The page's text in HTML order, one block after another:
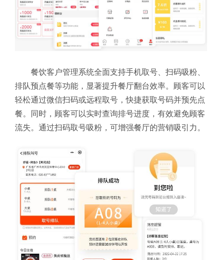
餐饮客户管理系统全面支持手机取号、扫码吸粉、
排队预点餐等功能，显著提升餐厅翻台效率。顾客可以
轻松通过微信扫码或远程取号，快捷获取号码并预先点
餐。同时，顾客可以实时查询排号进度，有效避免顾客
流失。通过扫码取号吸粉，可增强餐厅的营销吸引力。